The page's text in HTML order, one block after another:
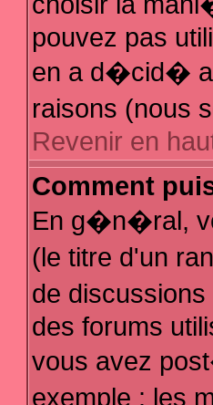
pouvez pas
en a d�cid�
raisons (nous
Revenir en
Comment
En g�n�ral,
(le titre d'un
de
des forums
vous avez
exemple : les